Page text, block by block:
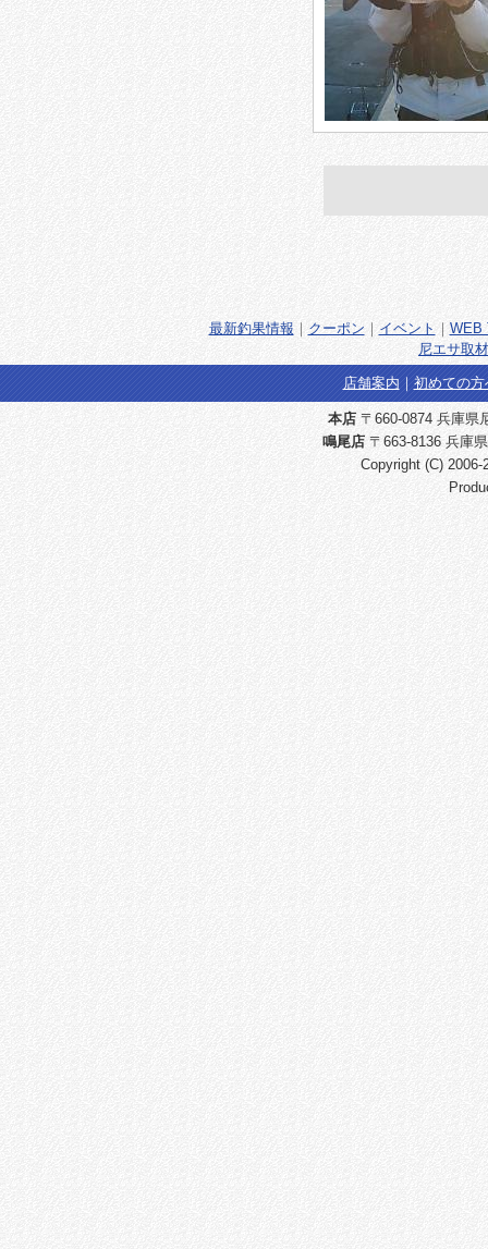
最新釣果情報 ｜ クーポン ｜ イベント ｜ WEB
尼エサ取
店舗案内 ｜ 初めての方
本店〒660-0874 兵庫県
鳴尾店 〒663-8136 兵庫
Copyright (C) 2006-